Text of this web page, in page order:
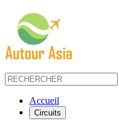
Accueil
Circuits